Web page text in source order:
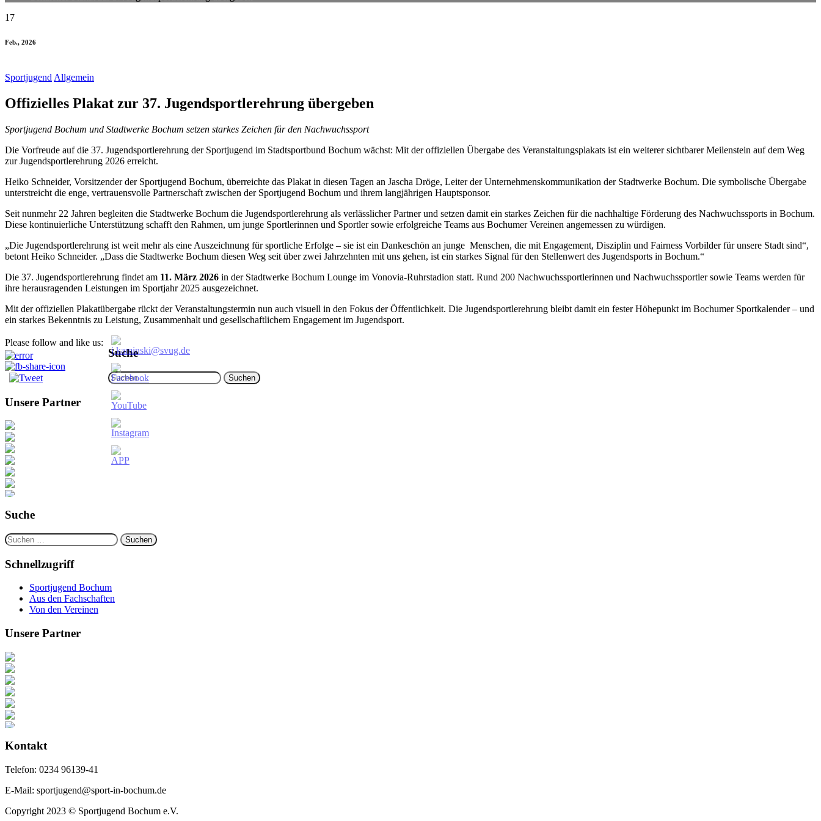
17
Feb., 2026
Sportjugend Allgemein
Offizielles Plakat zur 37. Jugendsportlerehrung übergeben
Sportjugend Bochum und Stadtwerke Bochum setzen starkes Zeichen für den Nachwuchssport
Die Vorfreude auf die 37. Jugendsportlerehrung der Sportjugend im Stadtsportbund Bochum wächst: Mit der offiziellen Übergabe des Veranstaltungsplakats ist ein weiterer sichtbarer Meilenstein auf dem Weg
zur Jugendsportlerehrung 2026 erreicht.
Heiko Schneider, Vorsitzender der Sportjugend Bochum, überreichte das Plakat in diesen Tagen an Jascha Dröge, Leiterder Unternehmenskommunikation der Stadtwerke Bochum. Die symbolische Übergabe
unterstreicht die enge, vertrauensvolle Partnerschaft zwischen der Sportjugend Bochum und ihrem langjährigen Hauptsponsor.
Seit nunmehr 22 Jahren begleiten die Stadtwerke Bochum die Jugendsportlerehrung als verlässlicher Partner und setzen damit ein starkes Zeichen für die nachhaltige Förderung des Nachwuchssports in Bochum.
Diese kontinuierliche Unterstützung schafft den Rahmen, um junge Sportlerinnen und Sportler sowie erfolgreiche Teams aus Bochumer Vereinen angemessen zu würdigen.
„Die Jugendsportlerehrung ist weit mehr als eine Auszeichnung für sportliche Erfolge – sie ist ein Dankeschön an junge Menschen, die mit Engagement, Disziplin und Fairness Vorbilder für unsere Stadt sind“,
betont Heiko Schneider. „Dass die Stadtwerke Bochum diesen Weg seit über zwei Jahrzehnten mit uns gehen, ist ein starkes Signal für den Stellenwert des Jugendsports in Bochum.“
Die 37. Jugendsportlerehrung findet am 11. März 2026 in der Stadtwerke Bochum Lounge im Vonovia-Ruhrstadion statt. Rund 200 Nachwuchssportlerinnen und Nachwuchssportler sowie Teams werden für
ihre herausragenden Leistungen im Sportjahr 2025 ausgezeichnet.
Mit der offiziellen Plakatübergabe rückt der Veranstaltungstermin nun auch visuell in den Fokus der Öffentlichkeit. Die Jugendsportlerehrung bleibt damit ein fester Höhepunkt im Bochumer Sportkalender – und
ein starkes Bekenntnis zu Leistung, Zusammenhalt und gesellschaftlichem Engagement im Jugendsport.
Please follow and like us:
Suche
Suchen
nach:
Unsere Partner
Suche
Suchen
nach:
Schnellzugriff
Sportjugend Bochum
Aus den Fachschaften
Von den Vereinen
Unsere Partner
Kontakt
Telefon: 0234 96139-41
E-Mail: sportjugend@sport-in-bochum.de
Copyright 2023 © Sportjugend Bochum e.V.